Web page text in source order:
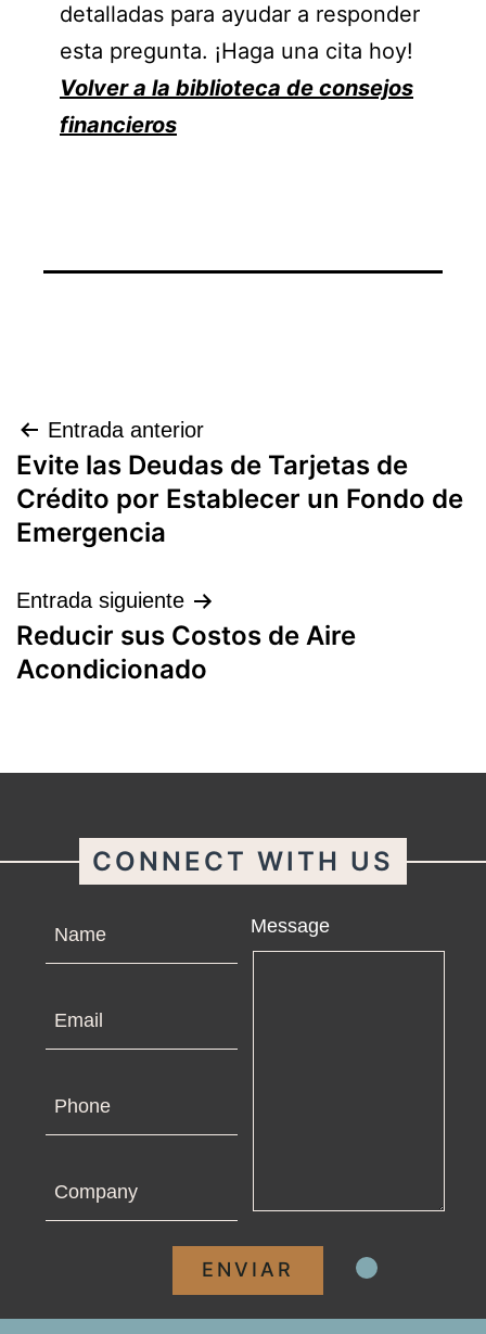
detalladas para ayudar a responder
esta pregunta. ¡Haga una cita hoy!
Volver a la biblioteca de consejos
financieros
Navegación
de
entradas
Entrada anterior
Evite las Deudas de Tarjetas de
Crédito por Establecer un Fondo de
Emergencia
Entrada siguiente
Reducir sus Costos de Aire
Acondicionado
CONNECT WITH US
Message